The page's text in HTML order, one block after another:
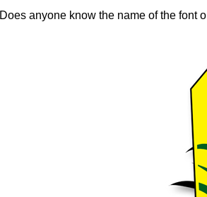
Does anyone know the name of the font